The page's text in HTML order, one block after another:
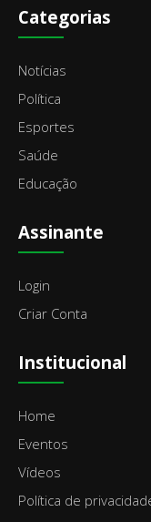
Categorias
Notícias
Política
Esportes
Saúde
Educação
Assinante
Login
Criar Conta
Institucional
Home
Eventos
Vídeos
Política de